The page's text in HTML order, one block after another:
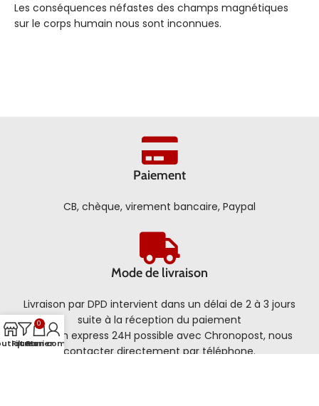
Les conséquences néfastes des champs magnétiques
sur le corps humain nous sont inconnues.
Paiement
CB, chèque, virement bancaire, Paypal
Mode de livraison
Livraison par DPD intervient dans un délai de 2 à 3 jours
suite à la réception du paiement
Livraison express 24H possible avec Chronopost, nous
contacter directement par téléphone.
Filtres
0
Panier
Mon compte